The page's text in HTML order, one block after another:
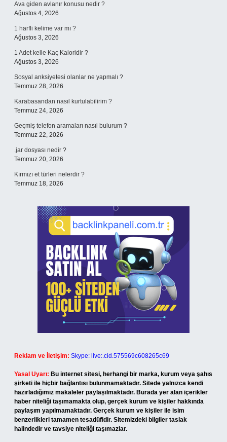
Ava giden avlanır konusu nedir ?
Ağustos 4, 2026
1 harfli kelime var mı ?
Ağustos 3, 2026
1 Adet kelle Kaç Kaloridir ?
Ağustos 3, 2026
Sosyal anksiyetesi olanlar ne yapmalı ?
Temmuz 28, 2026
Karabasandan nasıl kurtulabilirim ?
Temmuz 24, 2026
Geçmiş telefon aramaları nasıl bulurum ?
Temmuz 22, 2026
.jar dosyası nedir ?
Temmuz 20, 2026
Kırmızı et türleri nelerdir ?
Temmuz 18, 2026
Reklam ve İletişim: Skype: live:.cid.575569c608265c69
Yasal Uyarı: Bu internet sitesi, herhangi bir marka, kurum veya şahıs
şirketi ile hiçbir bağlantısı bulunmamaktadır. Sitede yalnızca kendi
hazırladığımız makaleler paylaşılmaktadır. Burada yer alan içerikler
haber niteliği taşımamakta olup, gerçek kurum ve kişiler hakkında
paylaşım yapılmamaktadır. Gerçek kurum ve kişiler ile isim
benzerlikleri tamamen tesadüfidir. Sitemizdeki bilgiler taslak
halindedir ve tavsiye niteliği taşımazlar.